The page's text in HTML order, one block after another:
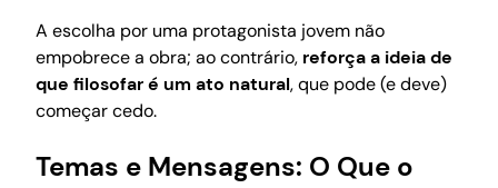
A escolha por uma protagonista jovem não
empobrece a obra; ao contrário, reforça a ideia de
que filosofar é um ato natural, que pode (e deve)
começar cedo.
Temas e Mensagens: O Que o